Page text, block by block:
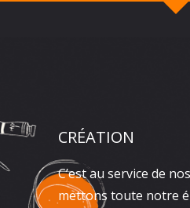
CRÉATION
C’est au service de
mettons toute notre